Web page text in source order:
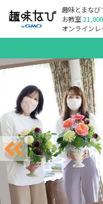
趣味とまなび
お教室21,000
オンライン